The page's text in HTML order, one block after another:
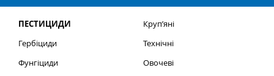
ПЕСТИЦИДИ
Гербіциди
Фунгіциди
Круп’яні
Технічні
Овочеві